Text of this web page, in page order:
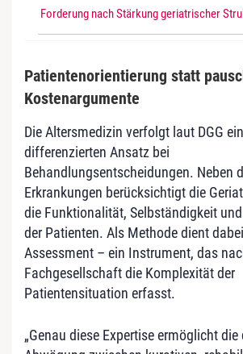
Forderung nach Stärkung geriatrischer
Patientenorientierung statt
Kostenargumente
Die Altersmedizin verfolgt laut DGG
differenzierten Ansatz bei
Behandlungsentscheidungen. Neben
Erkrankungen berücksichtigt die
die Funktionalität, Selbständigkeit
der Patienten. Als Methode dient
Assessment – ein Instrument, das
Fachgesellschaft die Komplexität der
Patientensituation erfasst.
„Genau diese Expertise ermöglicht